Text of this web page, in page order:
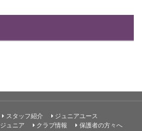
スタッフ紹介
ジュニアユース
ジュニア クラブ情報 保護者の方々へ